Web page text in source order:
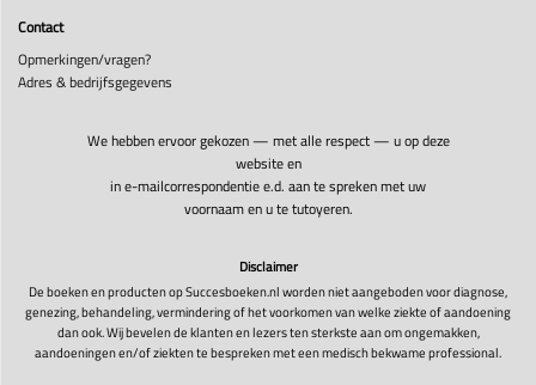
Contact
Opmerkingen/vragen?
Adres & bedrijfsgegevens
We hebben ervoor gekozen — met alle respect — u op deze
website en
in e-mailcorrespondentie e.d. aan te spreken met uw
voornaam en u te tutoyeren.
Disclaimer
De boeken en producten op Succesboeken.nl worden niet aangeboden voor diagnose,
genezing, behandeling, vermindering of het voorkomen van welke ziekte of aandoening
dan ook. Wij bevelen de klanten en lezers ten sterkste aan om ongemakken,
aandoeningen en/of ziekten te bespreken met een medisch bekwame professional.